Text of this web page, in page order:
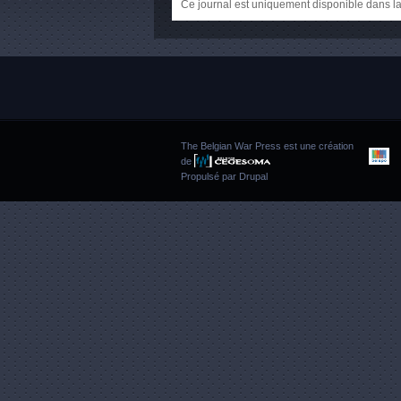
Ce journal est uniquement disponible dans
The Belgian War Press est une création
de
Propulsé par Drupal